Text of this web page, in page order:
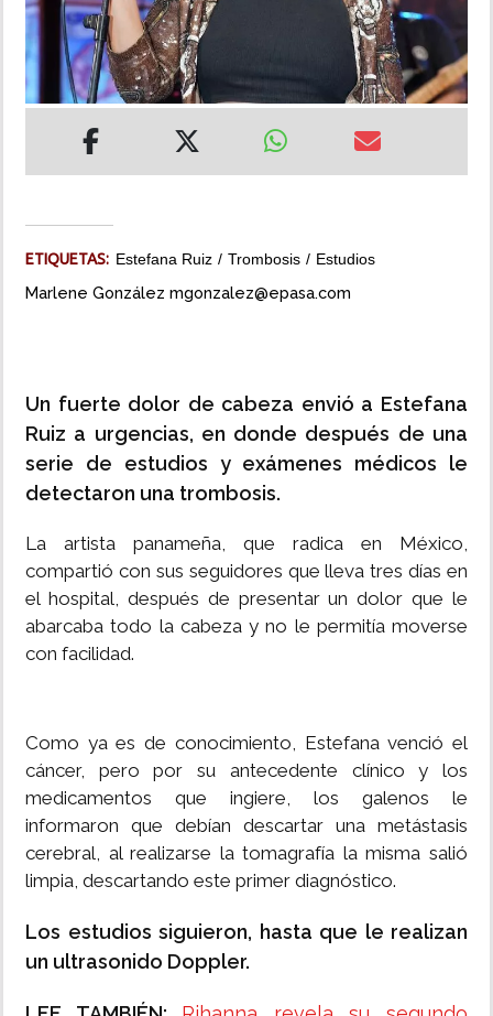
INSÓLITAS
MULTIMEDIA
IMPRESO
ETIQUETAS: Estefana Ruiz Trombosis Estudios
Marlene González mgonzalez@epasa.com
Un fuerte dolor de cabeza envió a Estefana
Ruiz a urgencias, en donde después de una
serie de estudios y exámenes médicos le
detectaron una trombosis.
La artista panameña, que radica en México,
compartió con sus seguidores que lleva tres días en
el hospital, después de presentar un dolor que le
abarcaba todo la cabeza y no le permitía moverse
con facilidad.
Como ya es de conocimiento, Estefana venció el
cáncer, pero por su antecedente clínico y los
medicamentos que ingiere, los galenos le
informaron que debían descartar una metástasis
cerebral, al realizarse la tomagrafía la misma salió
limpia, descartando este primer diagnóstico.
Los estudios siguieron, hasta que le realizan
un ultrasonido Doppler.